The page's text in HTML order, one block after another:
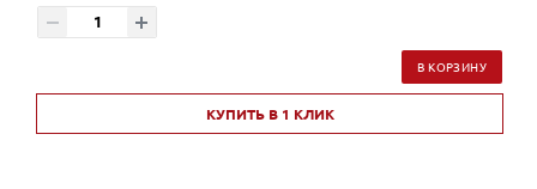
В КОРЗИНУ
КУПИТЬ В 1 КЛИК